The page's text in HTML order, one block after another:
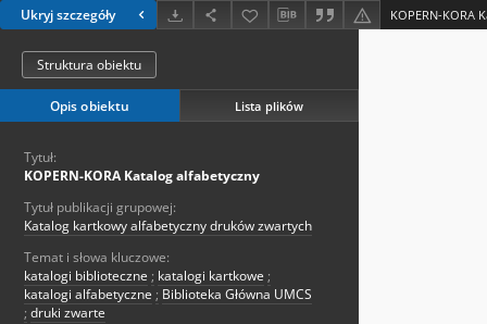
Ukryj szczegóły KOPERN-KORA
Struktura obiektu
Opis obiektu Lista plików
Tytuł:
KOPERN-KORA Katalog alfabetyczny
Tytuł publikacji grupowej:
Katalog kartkowy alfabetyczny druków zwartych
Temat i słowa kluczowe:
katalogi biblioteczne ; katalogi kartkowe ;
katalogi alfabetyczne ; Biblioteka Główna UMCS
; druki zwarte